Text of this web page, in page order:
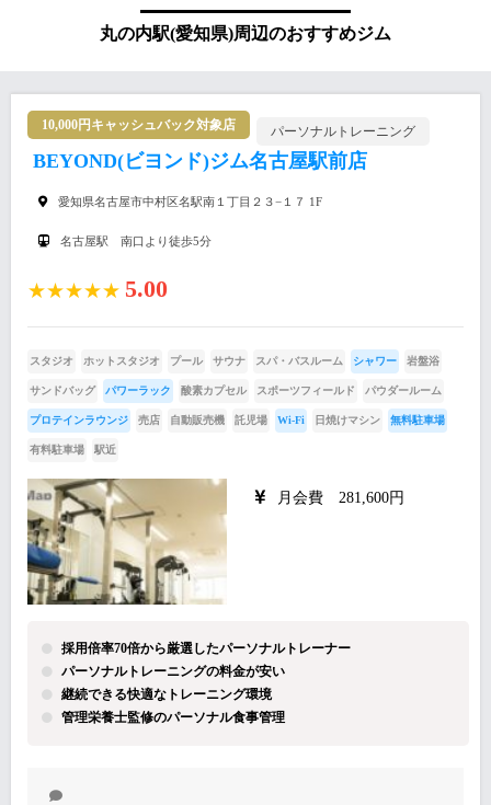
丸の内駅(愛知県)周辺のおすすめジム
10,000円キャッシュバック対象店 パーソナルトレーニング
BEYOND(ビヨンド)ジム名古屋駅前店
愛知県名古屋市中村区名駅南１丁目２３−１７ 1F
名古屋駅 南口より徒歩5分
★★★★★ 5.00
スタジオ ホットスタジオ プール サウナ スパ・バスルーム シャワー 岩盤浴
サンドバッグ パワーラック 酸素カプセル スポーツフィールド パウダールーム
プロテインラウンジ 売店 自動販売機 託児場 Wi-Fi 日焼けマシン 無料駐車場
有料駐車場 駅近
月会費 281,600円
採用倍率70倍から厳選したパーソナルトレーナー
パーソナルトレーニングの料金が安い
継続できる快適なトレーニング環境
管理栄養士監修のパーソナル食事管理